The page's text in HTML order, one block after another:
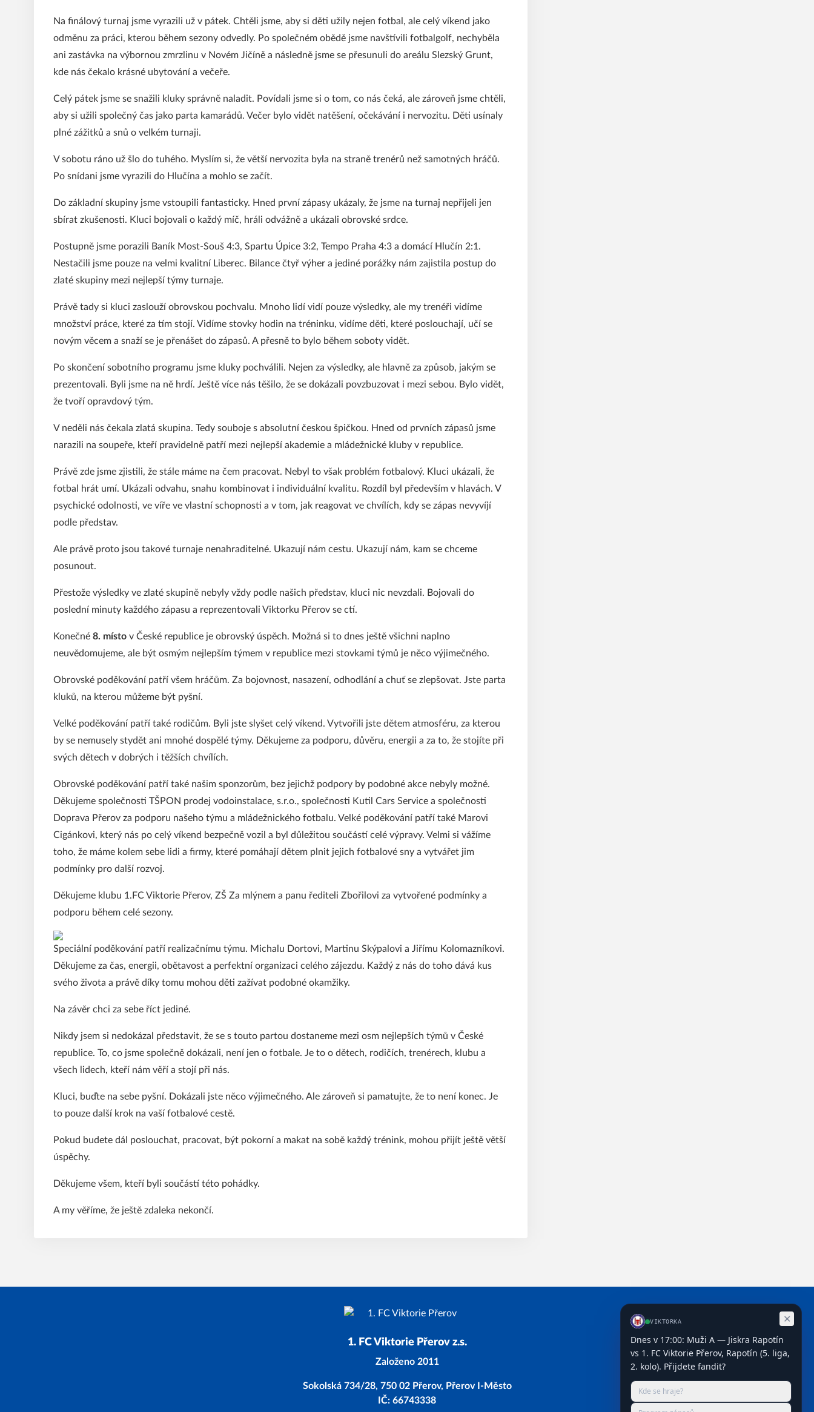
Na finálový turnaj jsme vyrazili už v pátek. Chtěli jsme, aby si děti užily nejen fotbal, ale celý víkend jako
odměnu za práci, kterou během sezony odvedly. Po společném obědě jsme navštívili fotbalgolf, nechyběla
ani zastávka na výbornou zmrzlinu v Novém Jičíně a následně jsme se přesunuli do areálu Slezský Grunt,
kde nás čekalo krásné ubytování a večeře.
Celý pátek jsme se snažili kluky správně naladit. Povídali jsme si o tom, co nás čeká, ale zároveň jsme chtěli,
aby si užili společný čas jako parta kamarádů. Večer bylo vidět natěšení, očekávání i nervozitu. Děti usínaly
plné zážitků a snů o velkém turnaji.
V sobotu ráno už šlo do tuhého. Myslím si, že větší nervozita byla na straně trenérů než samotných hráčů.
Po snídani jsme vyrazili do Hlučína a mohlo se začít.
Do základní skupiny jsme vstoupili fantasticky. Hned první zápasy ukázaly, že jsme na turnaj nepřijeli jen
sbírat zkušenosti. Kluci bojovali o každý míč, hráli odvážně a ukázali obrovské srdce.
Postupně jsme porazili Baník Most-Souš 4:3, Spartu Úpice 3:2, Tempo Praha 4:3 a domácí Hlučín 2:1.
Nestačili jsme pouze na velmi kvalitní Liberec. Bilance čtyř výher a jediné porážky nám zajistila postup do
zlaté skupiny mezi nejlepší týmy turnaje.
Právě tady si kluci zaslouží obrovskou pochvalu. Mnoho lidí vidí pouze výsledky, ale my trenéři vidíme
množství práce, které za tím stojí. Vidíme stovky hodin na tréninku, vidíme děti, které poslouchají, učí se
novým věcem a snaží se je přenášet do zápasů. A přesně to bylo během soboty vidět.
Po skončení sobotního programu jsme kluky pochválili. Nejen za výsledky, ale hlavně za způsob, jakým se
prezentovali. Byli jsme na ně hrdí. Ještě více nás těšilo, že se dokázali povzbuzovat i mezi sebou. Bylo vidět,
že tvoří opravdový tým.
V neděli nás čekala zlatá skupina. Tedy souboje s absolutní českou špičkou. Hned od prvních zápasů jsme
narazili na soupeře, kteří pravidelně patří mezi nejlepší akademie a mládežnické kluby v republice.
Právě zde jsme zjistili, že stále máme na čem pracovat. Nebyl to však problém fotbalový. Kluci ukázali, že
fotbal hrát umí. Ukázali odvahu, snahu kombinovat i individuální kvalitu. Rozdíl byl především v hlavách. V
psychické odolnosti, ve víře ve vlastní schopnosti a v tom, jak reagovat ve chvílích, kdy se zápas nevyvíjí
podle představ.
Ale právě proto jsou takové turnaje nenahraditelné. Ukazují nám cestu. Ukazují nám, kam se chceme
posunout.
Přestože výsledky ve zlaté skupině nebyly vždy podle našich představ, kluci nic nevzdali. Bojovali do
poslední minuty každého zápasu a reprezentovali Viktorku Přerov se ctí.
Konečné 8. místo v České republice je obrovský úspěch. Možná si to dnes ještě všichni naplno
neuvědomujeme, ale být osmým nejlepším týmem v republice mezi stovkami týmů je něco výjimečného.
Obrovské poděkování patří všem hráčům. Za bojovnost, nasazení, odhodlání a chuť se zlepšovat. Jste parta
kluků, na kterou můžeme být pyšní.
Velké poděkování patří také rodičům. Byli jste slyšet celý víkend. Vytvořili jste dětem atmosféru, za kterou
by se nemusely stydět ani mnohé dospělé týmy. Děkujeme za podporu, důvěru, energii a za to, že stojíte při
svých dětech v dobrých i těžších chvílích.
Obrovské poděkování patří také našim sponzorům, bez jejichž podpory by podobné akce nebyly možné.
Děkujeme společnosti TŠPON prodej vodoinstalace, s.r.o., společnosti Kutil Cars Service a společnosti
Doprava Přerov za podporu našeho týmu a mládežnického fotbalu. Velké poděkování patří také Marovi
Cigánkovi, který nás po celý víkend bezpečně vozil a byl důležitou součástí celé výpravy. Velmi si vážíme
toho, že máme kolem sebe lidi a firmy, které pomáhají dětem plnit jejich fotbalové sny a vytvářet jim
podmínky pro další rozvoj.
Děkujeme klubu 1.FC Viktorie Přerov, ZŠ Za mlýnem a panu řediteli Zbořilovi za vytvořené podmínky a
podporu během celé sezony.
Speciální poděkování patří realizačnímu týmu. Michalu Dortovi, Martinu Skýpalovi a Jiřímu Kolomazníkovi.
Děkujeme za čas, energii, obětavost a perfektní organizaci celého zájezdu. Každý z nás do toho dává kus
svého života a právě díky tomu mohou děti zažívat podobné okamžiky.
Na závěr chci za sebe říct jediné.
Nikdy jsem si nedokázal představit, že se s touto partou dostaneme mezi osm nejlepších týmů v České
republice. To, co jsme společně dokázali, není jen o fotbale. Je to o dětech, rodičích, trenérech, klubu a
všech lidech, kteří nám věří a stojí při nás.
Kluci, buďte na sebe pyšní. Dokázali jste něco výjimečného. Ale zároveň si pamatujte, že to není konec. Je
to pouze další krok na vaší fotbalové cestě.
Pokud budete dál poslouchat, pracovat, být pokorní a makat na sobě každý trénink, mohou přijít ještě větší
úspěchy.
Děkujeme všem, kteří byli součástí této pohádky.
A my věříme, že ještě zdaleka nekončí.
1. FC Viktorie Přerov z.s.
Založeno 2011
Sokolská 734/28, 750 02 Přerov, Přerov I-Město
IČ: 66743338